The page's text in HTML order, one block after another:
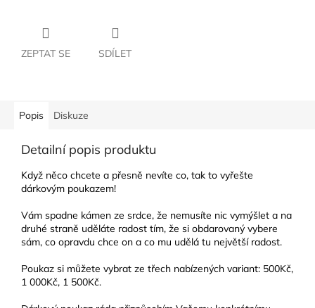
ZEPTAT SE SDÍLET
Popis Diskuze
Detailní popis produktu
Když něco chcete a přesně nevíte co, tak to vyřešte
dárkovým poukazem!
Vám spadne kámen ze srdce, že nemusíte nic vymýšlet a na
druhé straně uděláte radost tím, že si obdarovaný vybere
sám, co opravdu chce on a co mu udělá tu největší radost.
Poukaz si můžete vybrat ze třech nabízených variant: 500Kč,
1 000Kč, 1 500Kč.